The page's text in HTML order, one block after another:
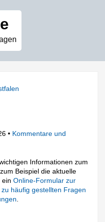
• Kommentare und
Informationen zum
, zum Beispiel die aktuelle
, einOnline-Formular zur
häufig gestellten Fragen